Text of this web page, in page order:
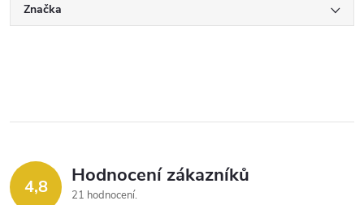
Značka
4,8 Hodnocení zákazníků
21 hodnocení